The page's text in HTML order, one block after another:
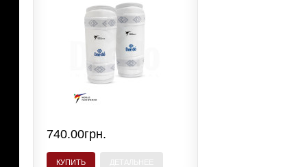
740.00грн.
КУПИТЬ